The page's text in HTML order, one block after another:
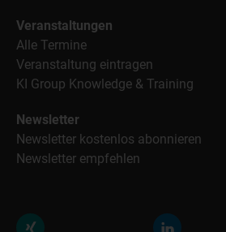
Veranstaltungen
Alle Termine
Veranstaltung eintragen
KI Group Knowledge & Training
Newsletter
Newsletter kostenlos abonnieren
Newsletter empfehlen